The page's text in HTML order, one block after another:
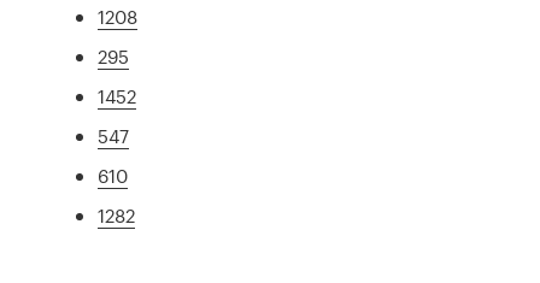
1208
295
1452
547
610
1282